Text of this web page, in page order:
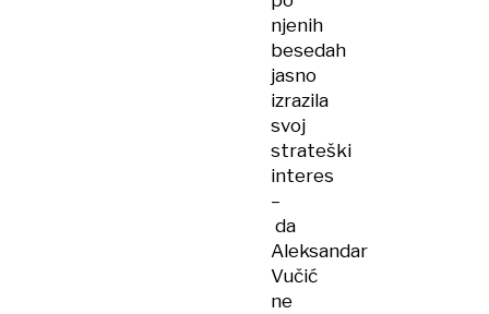
njenih
besedah
jasno
izrazila
svoj
strateški
interes
–
da
Aleksandar
Vučić
ne